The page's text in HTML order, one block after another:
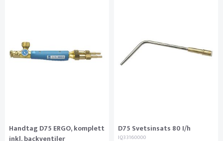
Handtag D75 ERGO, komplett
inkl. backventiler
D75 Svetsinsats 80 I/h
IQ33160000